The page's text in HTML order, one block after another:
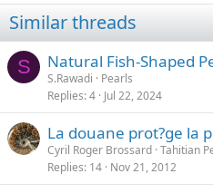
Similar threads
S Natural Fish-Shaped
S.Rawadi
Pearls
Replies 4 Jul 22, 2024
La douane prot?ge la
Cyril Roger Brossard Tahitian
Replies 14 Nov 21, 2012